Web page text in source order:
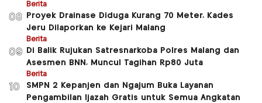
Berita
08
Proyek Drainase Diduga Kurang 70 Meter, Kades
Jeru Dilaporkan ke Kejari Malang
Berita
09
Di Balik Rujukan Satresnarkoba Polres Malang dan
Asesmen BNN, Muncul Tagihan Rp80 Juta
Berita
10
SMPN 2 Kepanjen dan Ngajum Buka Layanan
Pengambilan Ijazah Gratis untuk Semua Angkatan